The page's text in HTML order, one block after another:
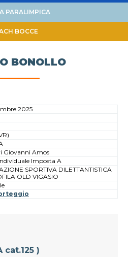
PARALIMPICA
BOCCE
BONOLLO
2025
Giovanni Amos
Imposta A
SPORTIVA DILETTANTISTICA
OLD VIGASIO
cat.125 )